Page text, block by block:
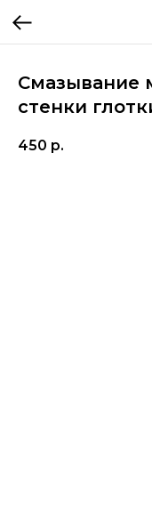
Смазывание
стенки
450 р.